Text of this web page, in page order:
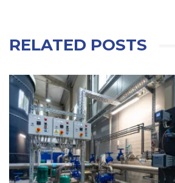
RELATED POSTS